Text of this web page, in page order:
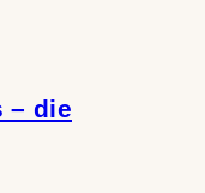
– die